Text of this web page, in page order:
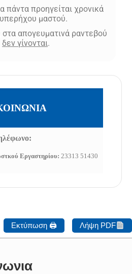
πάντα προηγείται χρονικά
μαστού.
απογευματινά ραντεβού
δεν γίνονται.
Εργαστηρίου: 23313 51430
Εκτύπωση 🖨 Λήψη PDF